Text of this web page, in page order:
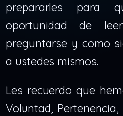
prepararles para
oportunidad de
preguntarse y como
a ustedes mismos.
Les recuerdo que
Voluntad,